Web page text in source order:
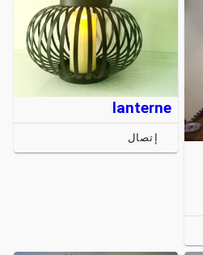
lanterne
إتصال